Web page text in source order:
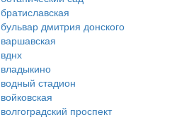
братиславская
бульвар дмитрия донского
варшавская
вднх
владыкино
водный стадион
войковская
волгоградский проспект